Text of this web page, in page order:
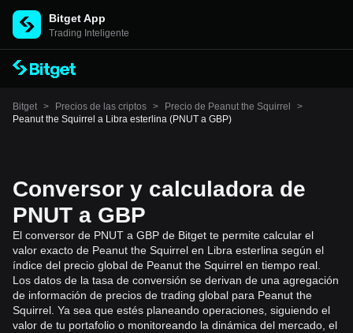
Bitget App
Trading Inteligente
Bitget > Precios de las criptos > Precio de Peanut the Squirrel
>
Peanut the Squirrel a Libra esterlina (PNUT a GBP)
Conversor y calculadora de
PNUT a GBP
El conversor de PNUT a GBP de Bitget te permite calcular el
valor exacto de Peanut the Squirrel en Libra esterlina según el
índice del precio global de Peanut the Squirrel en tiempo real.
Los datos de la tasa de conversión se derivan de una agregación
de información de precios de trading global para Peanut the
Squirrel. Ya sea que estés planeando operaciones, siguiendo el
valor de tu portafolio o monitoreando la dinámica del mercado, el